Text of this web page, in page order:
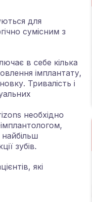
для
сумісним з
в себе кілька
імплантату,
Тривалість і
необхідно
зубів.
якi